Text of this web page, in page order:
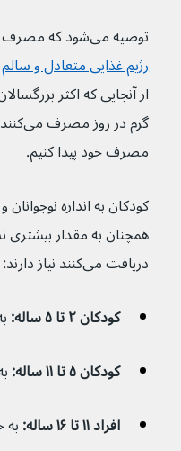
توصیه می‌شود که مصرف فیبر غذایی ما به عنوان بخشی از
رژیم غذایی متعادل و سالم
مصرف خود پیدا کنیم.
کودکان به اندازه نوجوانان
همچنان به مقدار
دریافت می‌کنند نیاز دارند:
کودکان ۲ تا ۵ ساله:
به
کودکان ۵ تا ۱۱ ساله:
به
افراد ۱۱ تا ۱۶ ساله:
به حدود